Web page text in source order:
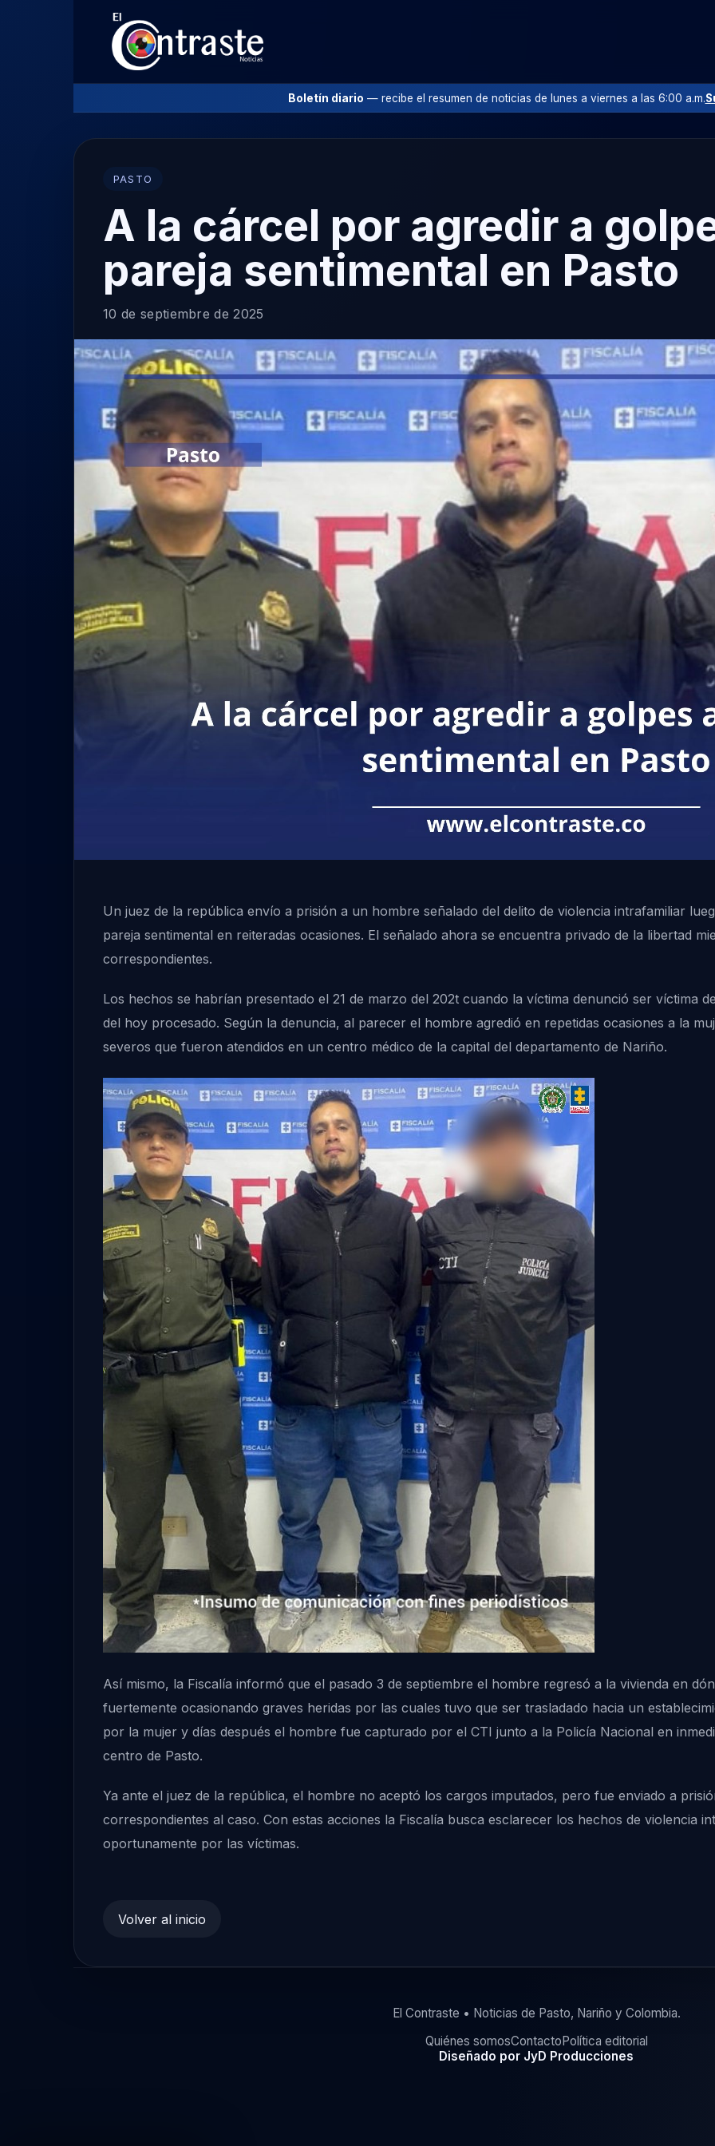
Boletín diario — recibe el resumen de noticias de lunes a viernes a las 6:00 a.m.
PASTO
A la cárcel por agredir a
pareja sentimental en Pasto
10 de septiembre de 2025
Un juez de la república envío a prisión a un hombre señalado del delito de violencia intrafamiliar
pareja sentimental en reiteradas ocasiones. El señalado ahora se encuentra privado de la libertad
correspondientes.
Los hechos se habrían presentado el 21 de marzo del 202t cuando la víctima denunció ser víctima
del hoy procesado. Según la denuncia, al parecer el hombre agredió en repetidas ocasiones a la
severos que fueron atendidos en un centro médico de la capital del departamento de Nariño.
Así mismo, la Fiscalía informó que el pasado 3 de septiembre el hombre regresó a la vivienda en
fuertemente ocasionando graves heridas por las cuales tuvo que ser trasladado hacia un
por la mujer y días después el hombre fue capturado por el CTI junto a la Policía Nacional en
centro de Pasto.
Ya ante el juez de la república, el hombre no aceptó los cargos imputados, pero fue enviado a
correspondientes al caso. Con estas acciones la Fiscalía busca esclarecer los hechos de violencia
oportunamente por las víctimas.
Volver al inicio
El Contraste • Noticias de Pasto, Nariño y Colombia.
Quiénes somosContactoPolítica editorial
Diseñado por JyD Producciones